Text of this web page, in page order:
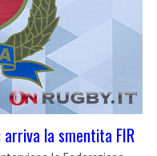
la smentita FIR